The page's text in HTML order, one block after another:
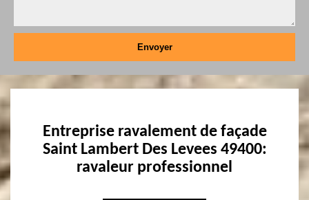
Entreprise ravalement de façade
Saint Lambert Des Levees 49400:
ravaleur professionnel